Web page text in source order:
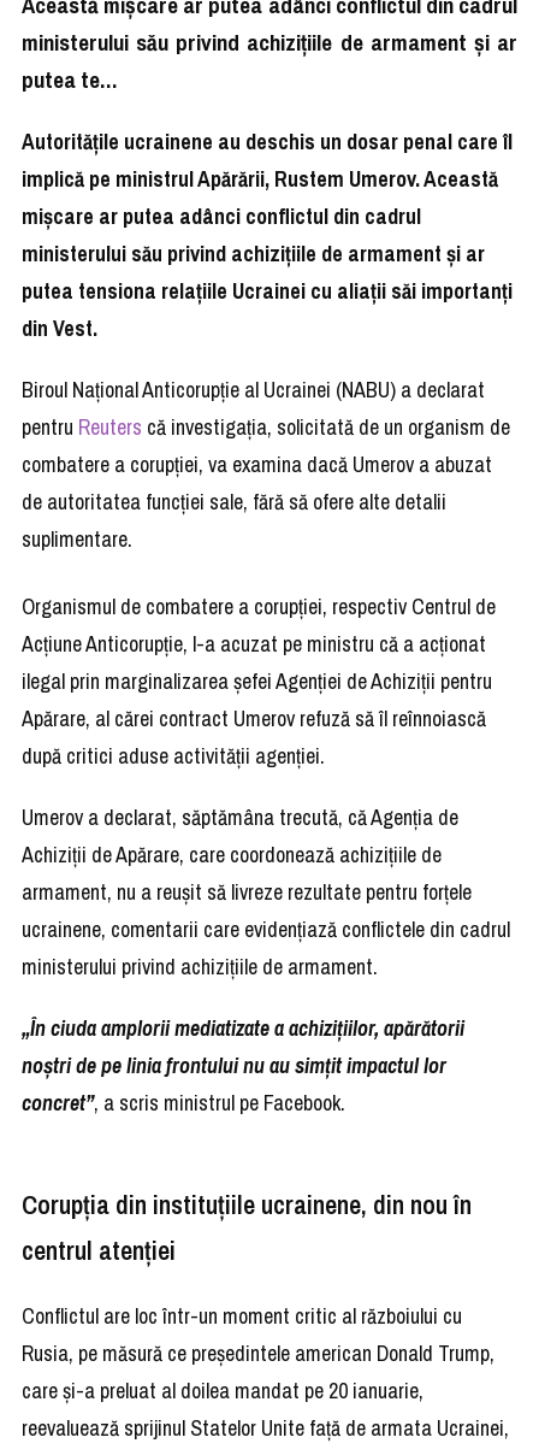
ministerului său privind achizițiile de armament și ar
putea te…
Autoritățile ucrainene au deschis un dosar penal care îl
implică pe ministrul Apărării, Rustem Umerov. Această
mișcare ar putea adânci conflictul din cadrul
ministerului său privind achizițiile de armament și ar
putea tensiona relațiile Ucrainei cu aliații săi importanți
din Vest.
Biroul Național Anticorupție al Ucrainei (NABU) a declarat
pentru Reuters că investigația, solicitată de un organism de
combatere a corupției, va examina dacă Umerov a abuzat
de autoritatea funcției sale, fără să ofere alte detalii
suplimentare.
Organismul de combatere a corupției, respectiv Centrul de
Acțiune Anticorupție, l-a acuzat pe ministru că a acționat
ilegal prin marginalizarea șefei Agenției de Achiziții pentru
Apărare, al cărei contract Umerov refuză să îl reînnoiască
după critici aduse activității agenției.
Umerov a declarat, săptămâna trecută, că Agenția de
Achiziții de Apărare, care coordonează achizițiile de
armament, nu a reușit să livreze rezultate pentru forțele
ucrainene, comentarii care evidențiază conflictele din cadrul
ministerului privind achizițiile de armament.
„În ciuda amplorii mediatizate a achizițiilor, apărătorii
noștri de pe linia frontului nu au simțit impactul lor
concret”, a scris ministrul pe Facebook.
Corupția din instituțiile ucrainene, din nou în
centrul atenției
Conflictul are loc într-un moment critic al războiului cu
Rusia, pe măsură ce președintele american Donald Trump,
care și-a preluat al doilea mandat pe 20 ianuarie,
reevaluează sprijinul Statelor Unite față de armata Ucrainei,